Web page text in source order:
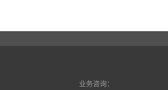
业务咨询：